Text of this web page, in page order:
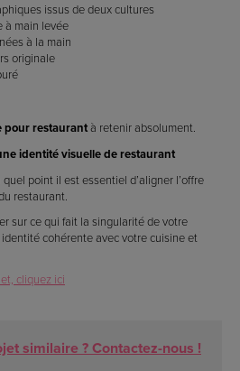
issus de deux cultures
à main levée
à la main
originale
pour restaurantà retenir absolument.
identité visuelle de restaurant
point il est essentiel d’aligner l’offre
restaurant.
sur ce qui fait la singularité de votre
cohérente avec votre cuisine et
cliquez ici
similaire ? Contactez-nous !